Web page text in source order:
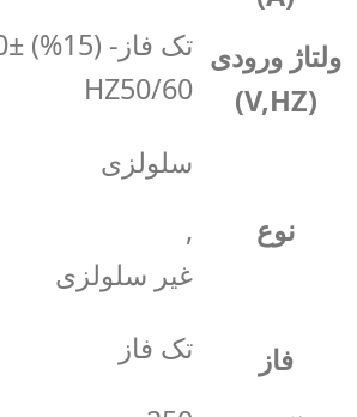
ولتاژ ورودی
(V,HZ)
HZ50/60
نوع
سلولزی
,
غیر سلولزی
فاز تک فاز